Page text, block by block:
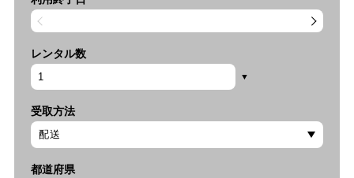
レンタル数
受取方法
都道府県